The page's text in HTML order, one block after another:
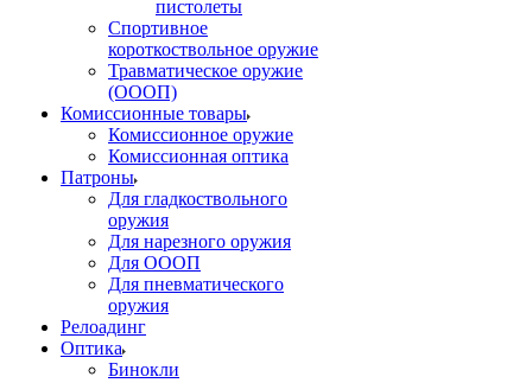
пистолеты
Спортивное
короткоствольное оружие
Травматическое оружие
(ОООП)
Комиссионные товары
Комиссионное оружие
Комиссионная оптика
Патроны
Для гладкоствольного
оружия
Для нарезного оружия
Для ОООП
Для пневматического
оружия
Релоадинг
Оптика
Бинокли